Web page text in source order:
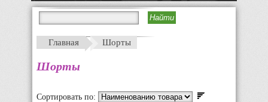
Главная Шорты
Шорты
Сортировать по: